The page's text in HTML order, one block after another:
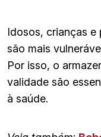
Idosos, crianças e
são mais
Por isso, o
validade são
à saúde.